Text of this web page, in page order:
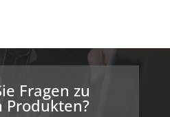
Fragen zu
Produkten?